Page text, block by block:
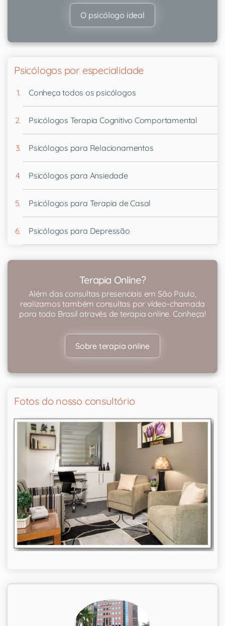
O psicólogo ideal
Psicólogos por especialidade
Conheça todos os psicólogos
Psicólogos Terapia Cognitivo Comportamental
Psicólogos para Relacionamentos
Psicólogos para Ansiedade
Psicólogos para Terapia de Casal
Psicólogos para Depressão
Terapia Online?
Além das consultas presenciais em São Paulo,
realizamos também consultas por vídeo-chamada
para todo Brasil através de terapia online. Conheça!
Sobre terapia online
Fotos do nosso consultório